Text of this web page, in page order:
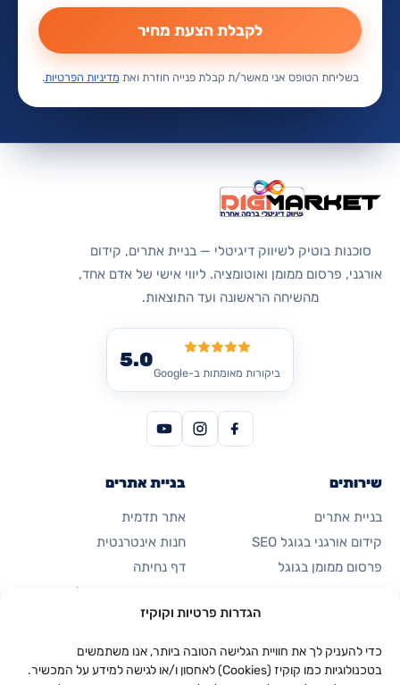
הגדרות פרטיות וקוקיז
כדי להעניק לך את חוויית הגלישה הטובה ביותר, אנו משתמשים
בטכנולוגיות כמו קוקיז (Cookies) לאחסון ו/או לגישה למידע על המכשיר.
לקבלת הצעת מחיר
בשליחת הטופס אני מאשר/ת קבלת פנייה חוזרת ואת מדיניות הפרטיות.
סוכנות בוטיק לשיווק דיגיטלי — בניית אתרים, קידום
אורגני, פרסום ממומן ואוטומציה. ליווי אישי של אדם אחד,
מהשיחה הראשונה ועד התוצאות.
ביקורות מאומתות ב-Google
5.0
שירותים
בניית אתרים
קידום אורגני בגוגל SEO
פרסום ממומן בגוגל
בניית אתרים
אתר תדמית
חנות אינטרנטית
דף נחיתה
כרטיס ביקור דיגיטלי
בניית אתרים ב-AI